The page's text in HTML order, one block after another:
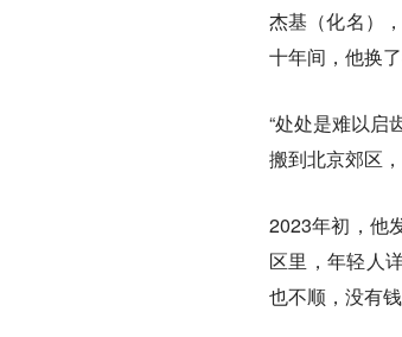
杰基（化名）
十年间，他换
“处处是难以启
搬到北京郊区
2023年初，他
区里，年轻人
也不顺，没有